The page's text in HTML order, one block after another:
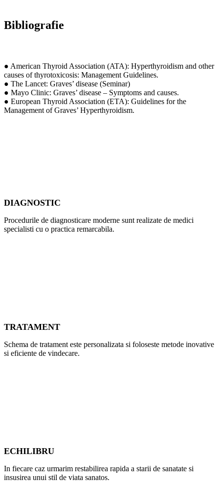
Bibliografie
● American Thyroid Association (ATA): Hyperthyroidism and other
causes of thyrotoxicosis: Management Guidelines.
● The Lancet: Graves’ disease (Seminar)
● Mayo Clinic: Graves’ disease – Symptoms and causes.
● European Thyroid Association (ETA): Guidelines for the
Management of Graves’ Hyperthyroidism.
DIAGNOSTIC
Procedurile de diagnosticare moderne sunt realizate de medici
specialisti cu o practica remarcabila.
TRATAMENT
Schema de tratament este personalizata si foloseste metode inovative
si eficiente de vindecare.
ECHILIBRU
In fiecare caz urmarim restabilirea rapida a starii de sanatate si
insusirea unui stil de viata sanatos.